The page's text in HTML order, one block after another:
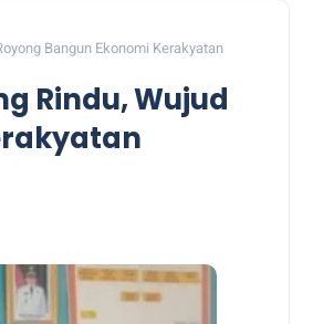
Bangun Ekonomi Kerakyatan
Rindu, Wujud